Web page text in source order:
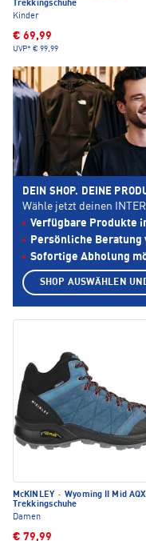
Trekkingschuhe
Kinder
€ 69,99
UVP* € 99,99
McKINLEY · Wyoming II Mid AQX
Trekkingschuhe
Damen
€ 79,99
DEIN SHOP. DEINE
Wähle jetzt deinen
Verfügbare Produkte
Persönliche Beratung
Sofortige Abholung